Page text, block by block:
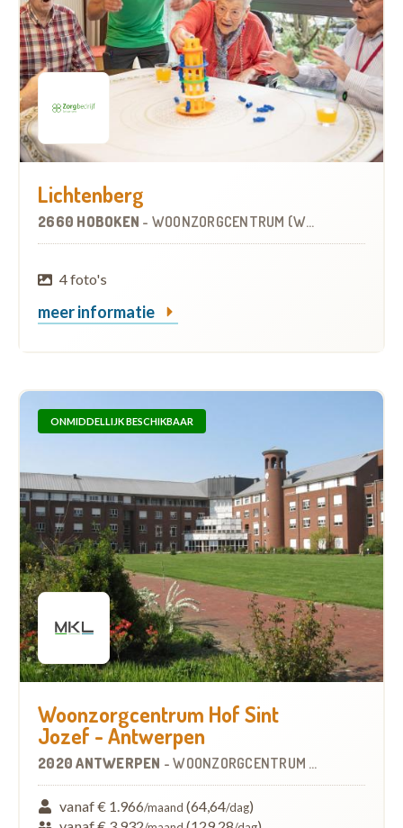
Lichtenberg
2660 HOBOKEN - WOONZORGCENTRUM (WZC)
4 foto's
meer informatie
ONMIDDELLIJK BESCHIKBAAR
Woonzorgcentrum Hof Sint
Jozef - Antwerpen
2020 ANTWERPEN -WOONZORGCENTRUM (WZC)
vanaf € 1.966/maand (64,64/dag)